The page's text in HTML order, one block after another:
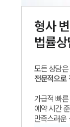
형사
법률
모든 상담
전문적으로
가급적 빠른
예약 시간
만족스러운